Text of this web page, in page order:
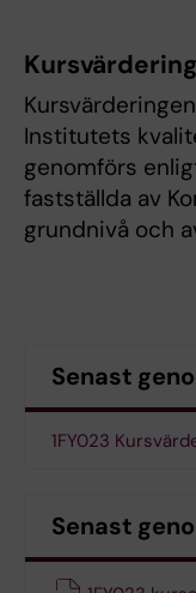
Institutets
genomförs
fastställda av
grundnivå och
Senast
1FY023
Senast